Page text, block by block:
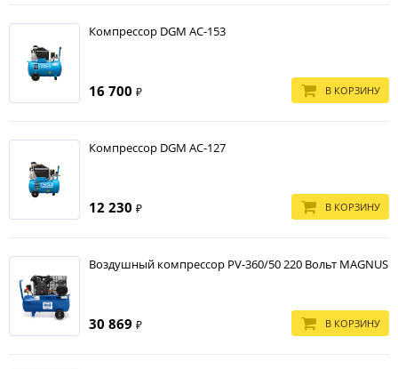
Компрессор DGM AC-153
16 700 ₽ В КОРЗИНУ
Компрессор DGM AC-127
12 230 ₽ В КОРЗИНУ
Воздушный компрессор PV-360/50 220 Вольт МAGNUS
30 869 ₽ В КОРЗИНУ